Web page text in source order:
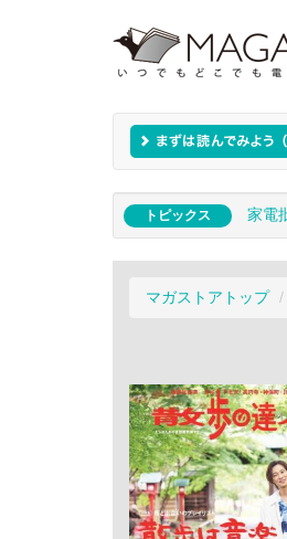
トピックス 家電
マガストアトップ